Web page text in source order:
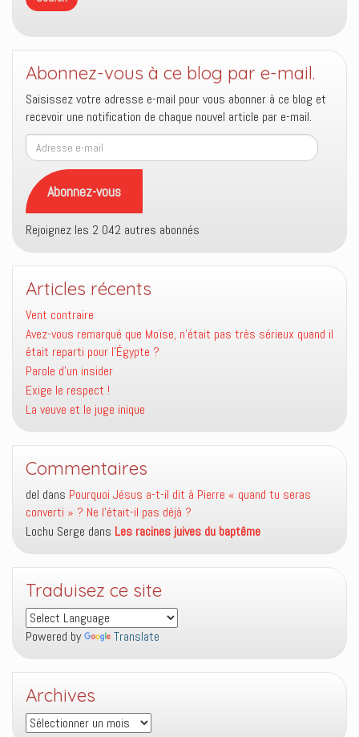
Abonnez-vous à ce blog par e-mail.
Saisissez votre adresse e-mail pour vous abonner à ce blog et
recevoir une notification de chaque nouvel article par e-mail.
Adresse
e-
mail
Abonnez-vous
Rejoignez les 2 042 autres abonnés
Articles récents
Vent contraire
Avez-vous remarqué que Moïse, n’était pas très sérieux quand il
était reparti pour l’Égypte ?
Parole d’un insider
Exige le respect !
La veuve et le juge inique
Commentaires
del dans Pourquoi Jésus a-t-il dit à Pierre « quand tu seras
converti » ? Ne l’était-il pas déjà ?
Lochu Serge dans Les racines juives du baptême
Traduisez ce site
Powered by Translate
Archives
Archives